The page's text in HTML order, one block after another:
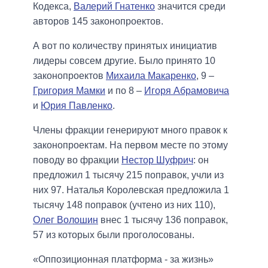
Кодекса, Валерий Гнатенко значится среди
авторов 145 законопроектов.
А вот по количеству принятых инициатив
лидеры совсем другие. Было принято 10
законопроектов Михаила Макаренко, 9 –
Григория Мамки и по 8 – Игоря Абрамовича
и Юрия Павленко.
Члены фракции генерируют много правок к
законопроектам. На первом месте по этому
поводу во фракции Нестор Шуфрич: он
предложил 1 тысячу 215 поправок, учли из
них 97. Наталья Королевская предложила 1
тысячу 148 поправок (учтено из них 110),
Олег Волошин внес 1 тысячу 136 поправок,
57 из которых были проголосованы.
«Оппозиционная платформа - за жизнь»